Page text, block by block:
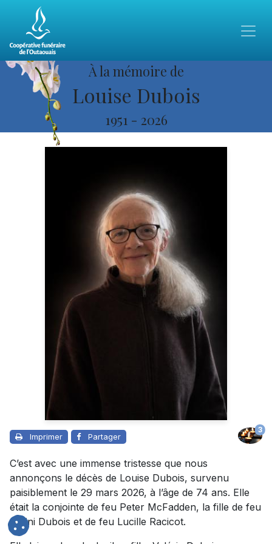
À la mémoire de
Louise Dubois
1951 - 2026
Imprimer Partager
3
C’est avec une immense tristesse que nous
annonçons le décès de Louise Dubois, survenu
paisiblement le 29 mars 2026, à l’âge de 74 ans. Elle
était la conjointe de feu Peter McFadden, la fille de feu
Albini Dubois et de feu Lucille Racicot.